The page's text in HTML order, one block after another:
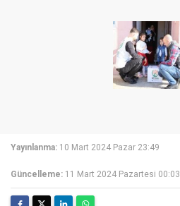
Yayınlanma: 10 Mart 2024 Pazar 23:49
Güncelleme: 11 Mart 2024 Pazartesi 00:03